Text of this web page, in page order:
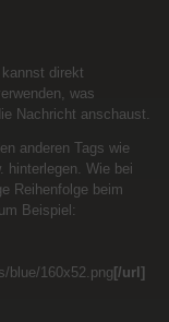
direkt
was
Nachricht anschaust.
anderen Tags wie
hinterlegen. Wie bei
Reihenfolge beim
Beispiel:
blue/160x52.png[/url]